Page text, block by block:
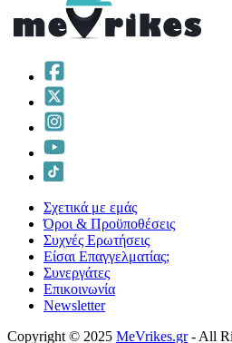
Σχετικά με εμάς
Όροι & Προϋποθέσεις
Συχνές Ερωτήσεις
Είσαι Επαγγελματίας;
Συνεργάτες
Επικοινωνία
Νewsletter
Copyright © 2025 MeVrikes.gr- All